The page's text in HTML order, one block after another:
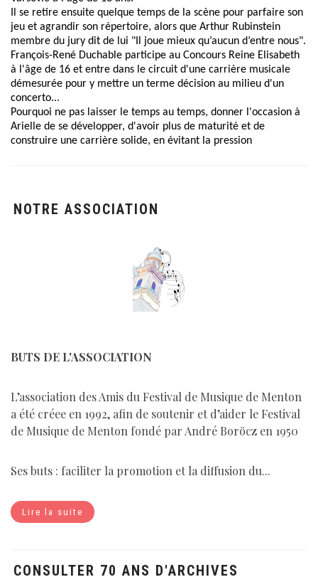
Il se retire ensuite quelque temps de la scène pour parfaire son
jeu et agrandir son répertoire, alors que Arthur Rubinstein
membre du jury dit de lui "Il joue mieux qu’aucun d’entre nous".
François-René Duchable participe au Concours Reine Elisabeth
à l'âge de 16 et entre dans le circuit d'une carrière musicale
démesurée pour y mettre un terme décision au milieu d'un
concerto...
Pourquoi ne pas laisser le temps au temps, donner l'occasion à
Arielle de se développer, d'avoir plus de maturité et de
construire une carrière solide, en évitant la pression
NOTRE ASSOCIATION
BUTS DE L'ASSOCIATION
L’association des Amis du Festival de Musique de Menton
a été créee en 1992, afin de soutenir et d’aider le Festival
de Musique de Menton fondé par André Boröcz en 1950
Ses buts : faciliter la promotion et la diffusion du...
Lire la suite
CONSULTER 70 ANS D'ARCHIVES